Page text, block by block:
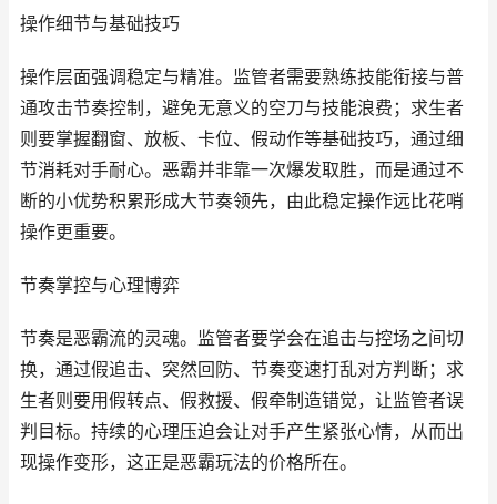
操作细节与基础技巧
操作层面强调稳定与精准。监管者需要熟练技能衔接与普
通攻击节奏控制，避免无意义的空刀与技能浪费；求生者
则要掌握翻窗、放板、卡位、假动作等基础技巧，通过细
节消耗对手耐心。恶霸并非靠一次爆发取胜，而是通过不
断的小优势积累形成大节奏领先，由此稳定操作远比花哨
操作更重要。
节奏掌控与心理博弈
节奏是恶霸流的灵魂。监管者要学会在追击与控场之间切
换，通过假追击、突然回防、节奏变速打乱对方判断；求
生者则要用假转点、假救援、假牵制造错觉，让监管者误
判目标。持续的心理压迫会让对手产生紧张心情，从而出
现操作变形，这正是恶霸玩法的价格所在。